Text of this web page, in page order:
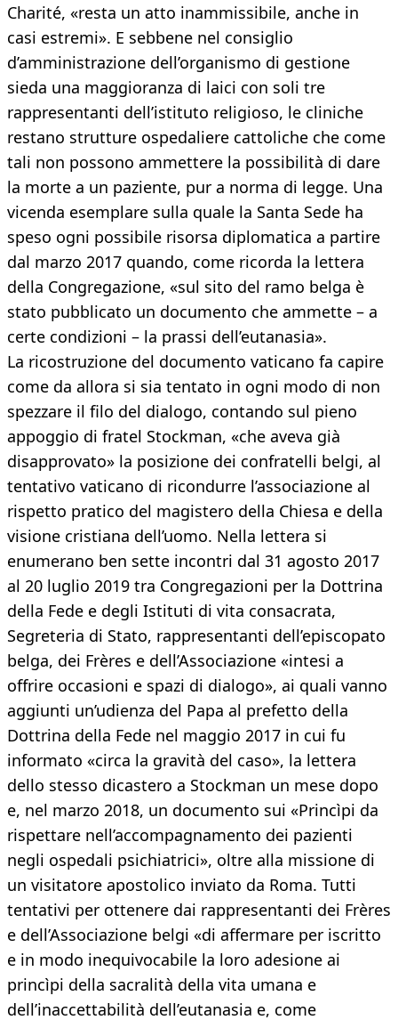
Charité, «resta un atto inammissibile, anche in
casi estremi». E sebbene nel consiglio
d’amministrazione dell’organismo di gestione
sieda una maggioranza di laici con soli tre
rappresentanti dell’istituto religioso, le cliniche
restano strutture ospedaliere cattoliche che come
tali non possono ammettere la possibilità di dare
la morte a un paziente, pur a norma di legge. Una
vicenda esemplare sulla quale la Santa Sede ha
speso ogni possibile risorsa diplomatica a partire
dal marzo 2017 quando, come ricorda la lettera
della Congregazione, «sul sito del ramo belga è
stato pubblicato un documento che ammette – a
certe condizioni – la prassi dell’eutanasia».
La ricostruzione del documento vaticano fa capire
come da allora si sia tentato in ogni modo di non
spezzare il filo del dialogo, contando sul pieno
appoggio di fratel Stockman, «che aveva già
disapprovato» la posizione dei confratelli belgi, al
tentativo vaticano di ricondurre l’associazione al
rispetto pratico del magistero della Chiesa e della
visione cristiana dell’uomo. Nella lettera si
enumerano ben sette incontri dal 31 agosto 2017
al 20 luglio 2019 tra Congregazioni per la Dottrina
della Fede e degli Istituti di vita consacrata,
Segreteria di Stato, rappresentanti dell’episcopato
belga, dei Frères e dell’Associazione «intesi a
offrire occasioni e spazi di dialogo», ai quali vanno
aggiunti un’udienza del Papa al prefetto della
Dottrina della Fede nel maggio 2017 in cui fu
informato «circa la gravità del caso», la lettera
dello stesso dicastero a Stockman un mese dopo
e, nel marzo 2018, un documento sui «Princìpi da
rispettare nell’accompagnamento dei pazienti
negli ospedali psichiatrici», oltre alla missione di
un visitatore apostolico inviato da Roma. Tutti
tentativi per ottenere dai rappresentanti dei Frères
e dell’Associazione belgi «di affermare per iscritto
e in modo inequivocabile la loro adesione ai
princìpi della sacralità della vita umana e
dell’inaccettabilità dell’eutanasia e, come